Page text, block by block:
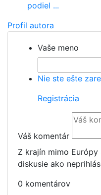
podiel ...
Profil autora
Vaše meno
Nie ste ešte
Registrácia
Váš komentár
Z krajín mimo
diskusie ako
0 komentárov